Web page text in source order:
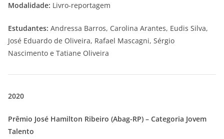
Modalidade: Livro-reportagem
Estudantes: Andressa Barros, Carolina Arantes, Eudis Silva,
José Eduardo de Oliveira, Rafael Mascagni, Sérgio
Nascimento e Tatiane Oliveira
2020
Prêmio José Hamilton Ribeiro (Abag-RP) – Categoria Jovem
Talento